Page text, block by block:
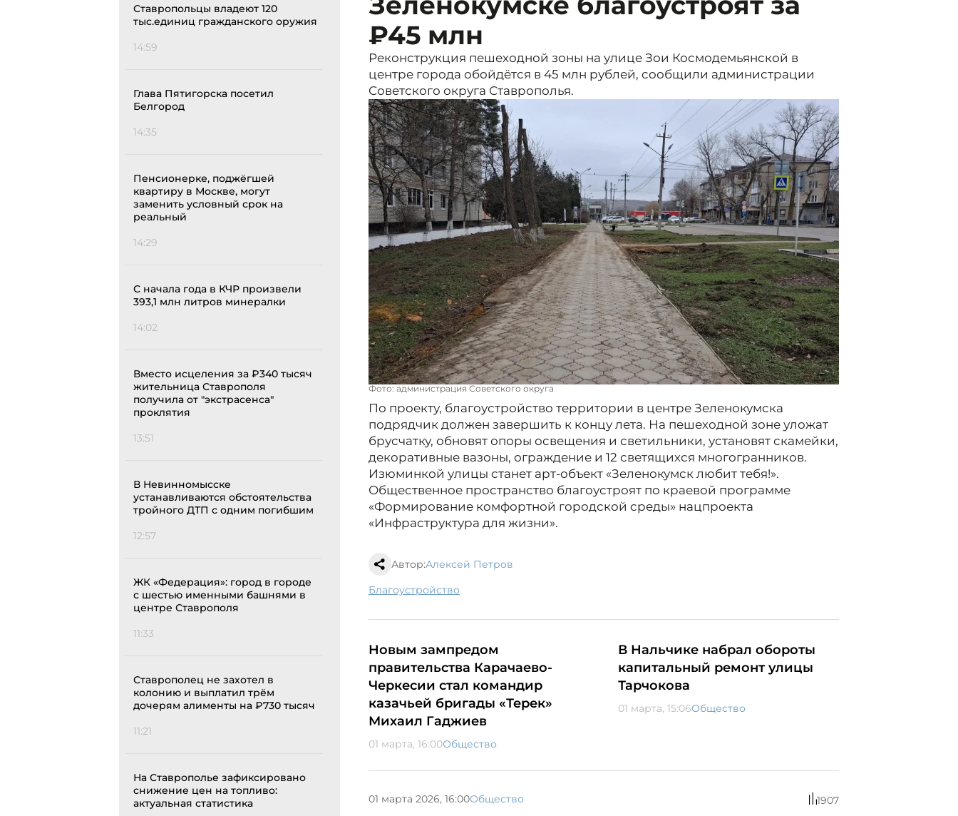
Ставропольцы владеют 120
тыс.единиц гражданского оружия
14:59
Глава Пятигорска посетил
Белгород
14:35
Пенсионерке, поджёгшей
квартиру в Москве, могут
заменить условный срок на
реальный
14:29
С начала года в КЧР произвели
393,1 млн литров минералки
14:02
Вместо исцеления за ₽340 тысяч
жительница Ставрополя
получила от "экстрасенса"
проклятия
13:51
В Невинномысске
устанавливаются обстоятельства
тройного ДТП с одним погибшим
12:57
ЖК «Федерация»: город в городе
с шестью именными башнями в
центре Ставрополя
11:33
Ставрополец не захотел в
колонию и выплатил трём
дочерям алименты на ₽730 тысяч
11:21
На Ставрополье зафиксировано
снижение цен на топливо:
актуальная статистика
₽45 млн
Реконструкция пешеходной зоны на улице Зои Космодемьянской в
центре города обойдётся в 45 млн рублей, сообщили администрации
Советского округа Ставрополья.
Фото: администрация Советского округа
По проекту, благоустройство территории в центре Зеленокумска
подрядчик должен завершить к концу лета. На пешеходной зоне уложат
брусчатку, обновят опоры освещения и светильники, установят скамейки,
декоративные вазоны, ограждение и 12 светящихся многогранников.
Изюминкой улицы станет арт-объект «Зеленокумск любит тебя!».
Общественное пространство благоустроят по краевой программе
«Формирование комфортной городской среды» нацпроекта
«Инфраструктура для жизни».
Автор:Алексей Петров
благоустройство
Новым зампредом
правительства Карачаево-
Черкесии стал командир
казачьей бригады «Терек»
Михаил Гаджиев
01 марта, 16:00Общество
В Нальчике набрал обороты
капитальный ремонт улицы
Тарчокова
01 марта, 15:06Общество
01 марта 2026, 16:00Общество 1907